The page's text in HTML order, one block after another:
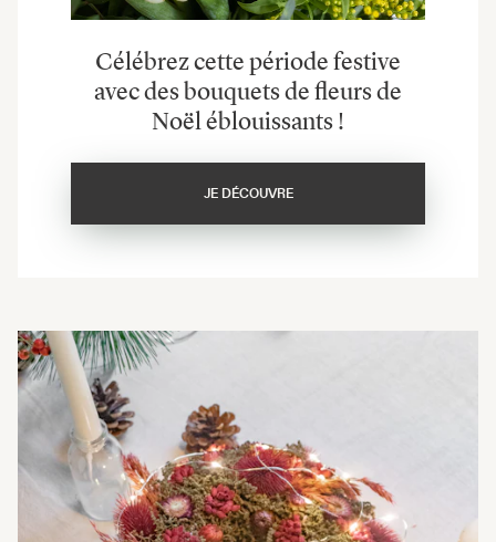
Célébrez cette période festive
avec des bouquets de fleurs de
Noël éblouissants !
JE DÉCOUVRE